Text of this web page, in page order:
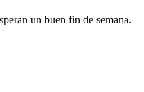
un buen fin de semana.